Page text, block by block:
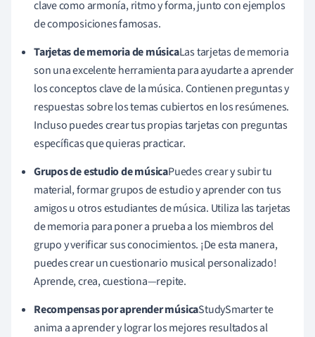
clave como armonía, ritmo y forma, junto con ejemplos
de composiciones famosas.
Tarjetas de memoria de músicaLas tarjetas de memoria
son una excelente herramienta para ayudarte a aprender
los conceptos clave de la música. Contienen preguntas y
respuestas sobre los temas cubiertos en los resúmenes.
Incluso puedes crear tus propias tarjetas con preguntas
específicas que quieras practicar.
Grupos de estudio de músicaPuedes crear y subir tu
material, formar grupos de estudio y aprender con tus
amigos u otros estudiantes de música. Utiliza las tarjetas
de memoria para poner a prueba a los miembros del
grupo y verificar sus conocimientos. ¡De esta manera,
puedes crear un cuestionario musical personalizado!
Aprende, crea, cuestiona—repite.
Recompensas por aprender músicaStudySmarter te
anima a aprender y lograr los mejores resultados al